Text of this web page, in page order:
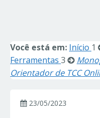
Você está em: Início 1
Ferramentas 3
Orientador de TCC
23/05/2023